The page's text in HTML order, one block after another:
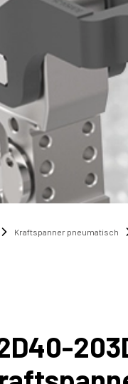
Kraftspanner pneumatisch